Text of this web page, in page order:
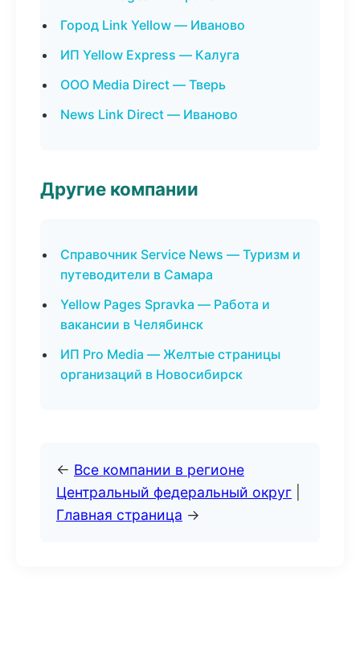
Город Link Yellow — Иваново
ИП Yellow Express — Калуга
ООО Media Direct — Тверь
News Link Direct — Иваново
Другие компании
Справочник Service News — Туризм и
путеводители в Самара
Yellow Pages Spravka — Работа и
вакансии в Челябинск
ИП Pro Media — Желтые страницы
организаций в Новосибирск
← Все компании в регионе
Центральный федеральный округ
Главная страница →